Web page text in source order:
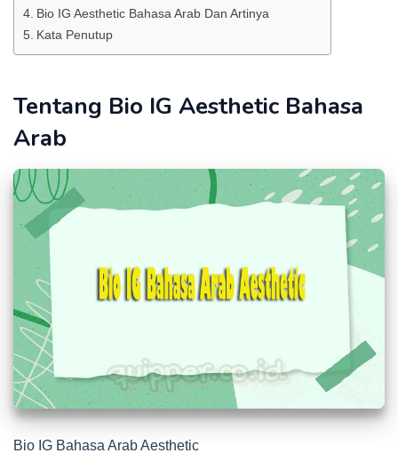
Bio IG Aesthetic Bahasa Arab Dan Artinya
Kata Penutup
Tentang Bio IG Aesthetic Bahasa
Arab
Bio IG Bahasa Arab Aesthetic